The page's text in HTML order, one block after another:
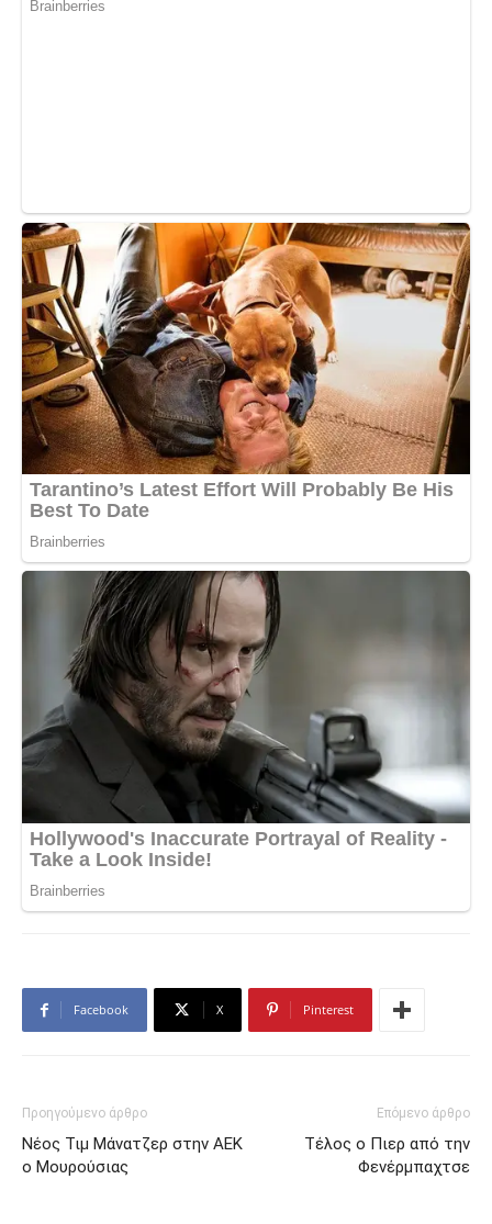
Facebook X Pinterest
Προηγούμενο άρθρο
Νέος Τιμ Μάνατζερ στην ΑΕΚ
ο Μουρούσιας
Επόμενο άρθρο
Τέλος ο Πιερ από την
Φενέρμπαχτσε